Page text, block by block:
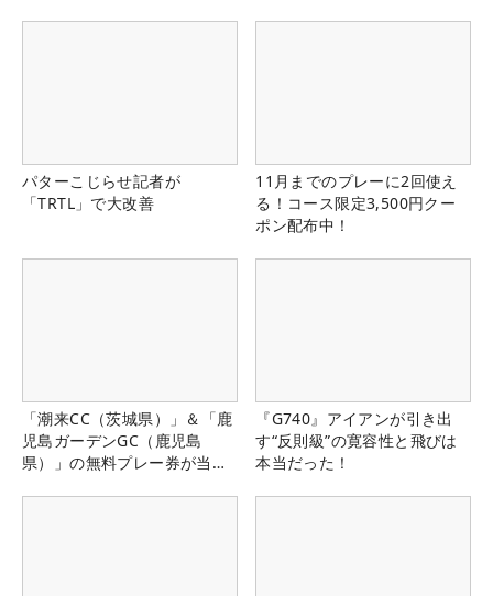
パターこじらせ記者が
「TRTL」で大改善
11月までのプレーに2回使え
る！コース限定3,500円クー
ポン配布中！
「潮来CC（茨城県）」＆「鹿
児島ガーデンGC（鹿児島
県）」の無料プレー券が当た
『G740』アイアンが引き出
す“反則級”の寛容性と飛びは
本当だった！